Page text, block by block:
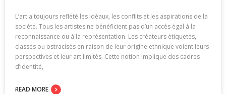
L’art a toujours reflété les idéaux, les conflits et les aspirations de la
société. Tous les artistes ne bénéficient pas d’un accès égal à la
reconnaissance ou à la représentation. Les créateurs étiquetés,
classés ou ostracisés en raison de leur origine ethnique voient leurs
perspectives et leur art limités. Cette notion implique des cadres
d’identité,
READ MORE